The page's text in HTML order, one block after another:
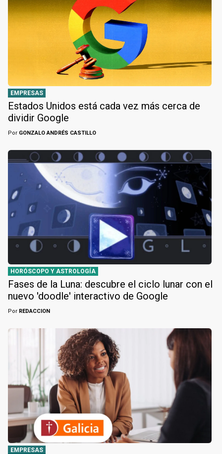
EMPRESAS
Estados Unidos está cada vez más cerca de
dividir Google
Por GONZALO ANDRÉS CASTILLO
HORÓSCOPO Y ASTROLOGÍA
Fases de la Luna: descubre el ciclo lunar con el
nuevo 'doodle' interactivo de Google
Por REDACCION
EMPRESAS